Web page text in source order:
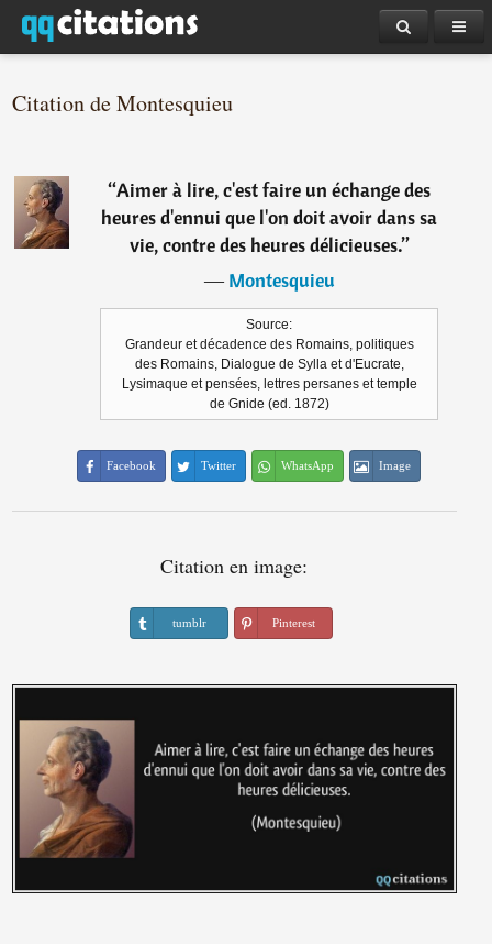
Citation de Montesquieu
“Aimer à lire, c'est faire un échange des
heures d'ennui que l'on doit avoir dans sa
vie, contre des heures délicieuses.”
―Montesquieu
Source:
Grandeur et décadence des Romains, politiques
des Romains, Dialogue de Sylla et d'Eucrate,
Lysimaque et pensées, lettres persanes et temple
de Gnide (ed. 1872)
Facebook Twitter WhatsApp Image
Citation en image:
tumblr Pinterest